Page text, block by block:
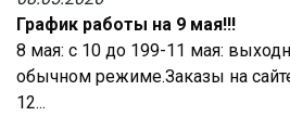
График работы на 9 мая!!!
8 мая: с 10 до 199-11 мая:
обычном режиме.Заказы на
12...